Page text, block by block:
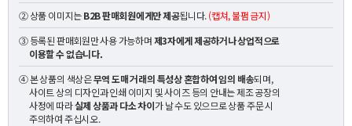
② 상품 이미지는B2B 판매회원에게만 제공됩니다.(캡쳐, 불펌 금지)
③ 등록된 판매회원만 사용 가능하며제3자에게 제공하거나 상업적으로
이용할 수 없습니다.
④ 본 상품의 색상은무역 도매 거래의 특성상 혼합하여 임의 배송되며,
사이트 상의 디자인과 인쇄 이미지 및 사이즈 등의 안내는 제조 공장의
사정에 따라실제 상품과 다소 차이가 날 수도 있으므로 상품 주문 시
주의하여 주십시오.